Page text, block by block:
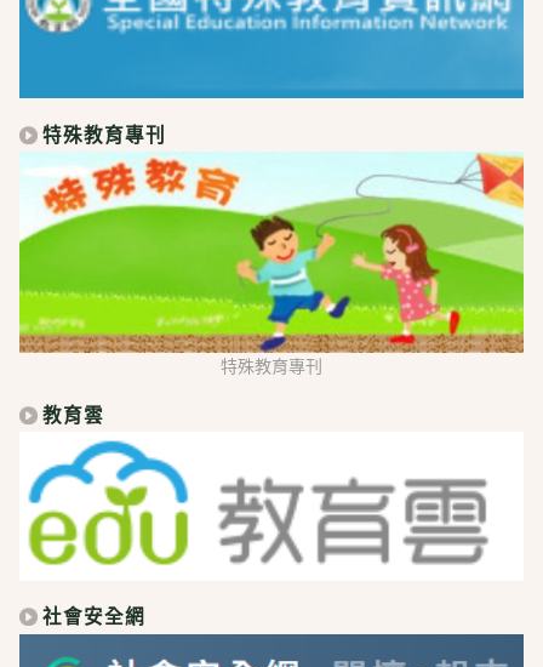
特殊教育專刊
特殊教育專刊
教育雲
社會安全網